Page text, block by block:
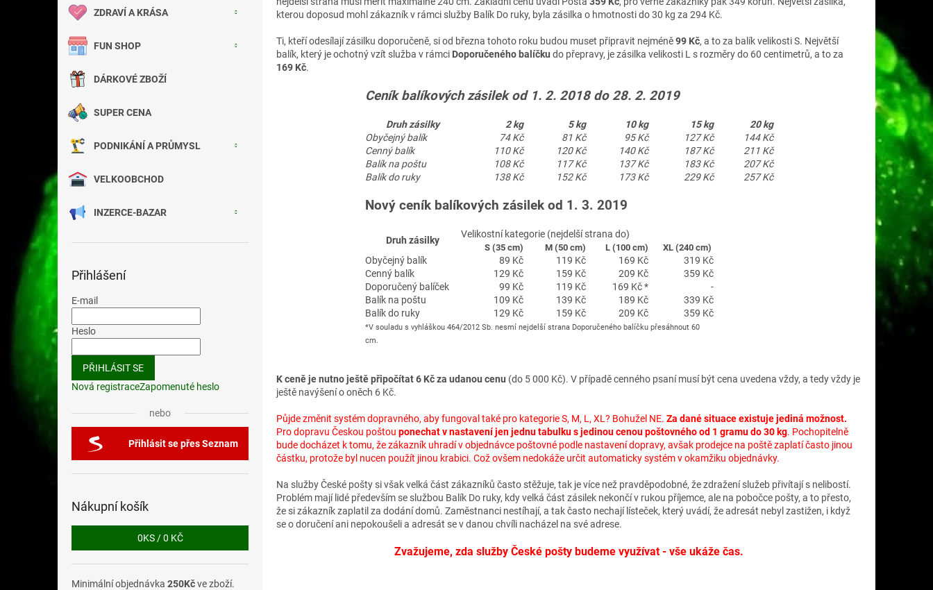
ZDRAVÍ A KRÁSA
FUN SHOP
DÁRKOVÉ ZBOŽÍ
SUPER CENA
PODNIKÁNÍ A PRŮMYSL
VELKOOBCHOD
INZERCE-BAZAR
Přihlášení
E-mail
Heslo
PŘIHLÁSIT SE
Nová registraceZapomenuté heslo
nebo
Přihlásit se přes Seznam
Nákupní košík
0KS /0 KČ
Minimální objednávka 250Kčve zboží.
kterou doposud mohl zákazník v rámci služby Balík Do ruky, byla zásilka o hmotnosti do 30 kg za 294 Kč.
Ti, kteří odesílají zásilku doporučeně, si od března tohoto roku budou muset připravit nejméně99 Kč, a to za balík velikosti S. Největší
balík, který je ochotný vzít služba v rámci Doporučeného balíčku do přepravy, je zásilka velikosti L s rozměry do 60 centimetrů, a to za
169 Kč.
Ceník balíkových zásilek od 1. 2. 2018 do 28. 2. 2019
Druh zásilky 2 kg 5 kg 10 kg 15 kg
20 kg
Obyčejný balík
74 Kč 81 Kč 95 Kč 127 Kč
144 Kč
Cenný balík
110 Kč 120 Kč 140 Kč 187 Kč
211 Kč
Balík na poštu
108 Kč 117 Kč 137 Kč 183 Kč
207 Kč
Balík do ruky
138 Kč 152 Kč 173 Kč 229 Kč 257 Kč
Nový ceník balíkových zásilek od 1. 3. 2019
Druh zásilky
Velikostní kategorie (nejdelší strana do)
S (35 cm) M (50 cm) L (100 cm) XL (240 cm)
Obyčejný balík 89 Kč 119 Kč 169 Kč
319 Kč
Cenný balík
129 Kč 159 Kč 209 Kč
359 Kč
Doporučený balíček
99 Kč 119 Kč 169 Kč *
-
Balík na poštu
109 Kč 139 Kč 189 Kč
339 Kč
Balík do ruky
129 Kč 159 Kč 209 Kč 359 Kč
*V souladu s vyhláškou 464/2012 Sb. nesmí nejdelší strana Doporučeného balíčku přesáhnout 60
cm.
K ceně je nutno ještě připočítat 6 Kč za udanou cenu (do 5 000 Kč). V případě cenného psaní musí být cena uvedena vždy, a tedy vždy je
ještě navýšení o oněch 6 Kč.
Půjde změnit systém dopravného, aby fungoval také pro kategorie S, M, L, XL? Bohužel NE. Za dané situace existuje jediná možnost.
Pro dopravu Českou poštou ponechat v nastavení jen jednu tabulku s jedinou cenou poštovného od 1 gramu do 30 kg. Pochopitelně
bude docházet k tomu, že zákazník uhradí v objednávce poštovné podle nastavení dopravy, avšak prodejce na poště zaplatí často jinou
částku, protože byl nucen použít jinou krabici. Což ovšem nedokáže určit automaticky systém v okamžiku objednávky.
Na služby České pošty si však velká část zákazníků často stěžuje, tak je více než pravděpodobné, že zdražení služeb přivítají s nelibostí.
Problém mají lidé především se službou Balík Do ruky, kdy velká část zásilek nekončí v rukou příjemce, ale na pobočce pošty, a to přesto,
že si zákazník zaplatil za dodání domů. Zaměstnanci nestíhají, a tak často nechají lísteček, který uvádí, že adresát nebyl zastižen, i když
se o doručení ani nepokoušeli a adresát se v danou chvíli nacházel na své adrese.
Zvažujeme, zda služby České pošty budeme využívat - vše ukáže čas.